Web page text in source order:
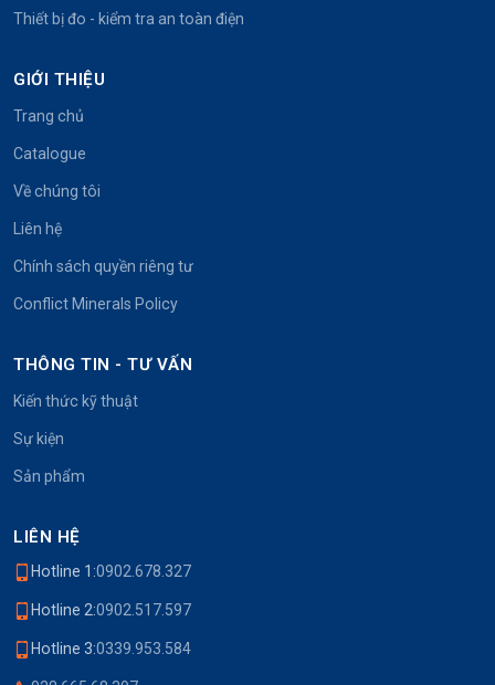
Thiết bị đo - kiểm tra an toàn điện
GIỚI THIỆU
Trang chủ
Catalogue
Về chúng tôi
Liên hệ
Chính sách quyền riêng tư
Conflict Minerals Policy
THÔNG TIN - TƯ VẤN
Kiến thức kỹ thuật
Sự kiện
Sản phẩm
LIÊN HỆ
Hotline 1:0902.678.327
Hotline 2:0902.517.597
Hotline 3:0339.953.584